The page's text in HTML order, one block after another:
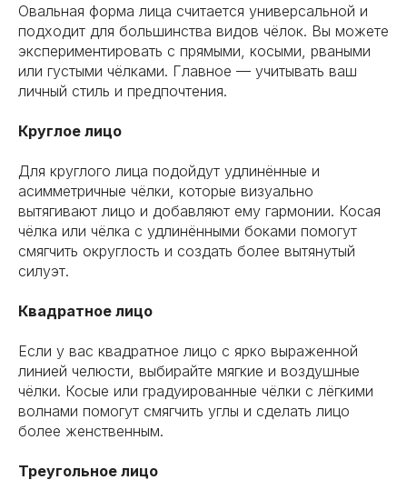
Овальная форма лица считается универсальной и
подходит для большинства видов чёлок. Вы можете
экспериментировать с прямыми, косыми, рваными
или густыми чёлками. Главное — учитывать ваш
личный стиль и предпочтения.
Круглое лицо
Для круглого лица подойдут удлинённые и
асимметричные чёлки, которые визуально
вытягивают лицо и добавляют ему гармонии. Косая
чёлка или чёлка с удлинёнными боками помогут
смягчить округлость и создать более вытянутый
силуэт.
Квадратное лицо
Если у вас квадратное лицо с ярко выраженной
линией челюсти, выбирайте мягкие и воздушные
чёлки. Косые или градуированные чёлки с лёгкими
волнами помогут смягчить углы и сделать лицо
более женственным.
Треугольное лицо